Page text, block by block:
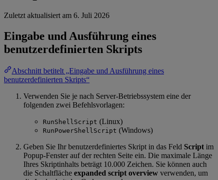
Zuletzt aktualisiert am 6. Juli 2026
Eingabe und Ausführung eines
benutzerdefinierten Skripts
Abschnitt betitelt „Eingabe und Ausführung eines
benutzerdefinierten Skripts“
Verwenden Sie je nach Server-Betriebssystem eine der
folgenden zwei Befehlsvorlagen:
RunShellScript (Linux)
RunPowerShellScript (Windows)
Geben Sie Ihr benutzerdefiniertes Skript in das Feld Script im
Popup-Fenster auf der rechten Seite ein. Die maximale Länge
Ihres Skriptinhalts beträgt 10.000 Zeichen. Sie können auch
die Schaltfläche expanded script overview verwenden, um